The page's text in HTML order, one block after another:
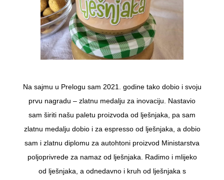
Na sajmu u Prelogu sam 2021. godine tako dobio i svoju
prvu nagradu – zlatnu medalju za inovaciju. Nastavio
sam širiti našu paletu proizvoda od lješnjaka, pa sam
zlatnu medalju dobio i za espresso od lješnjaka, a dobio
sam i zlatnu diplomu za autohtoni proizvod Ministarstva
poljoprivrede za namaz od lješnjaka. Radimo i mlijeko
od lješnjaka, a odnedavno i kruh od lješnjaka s